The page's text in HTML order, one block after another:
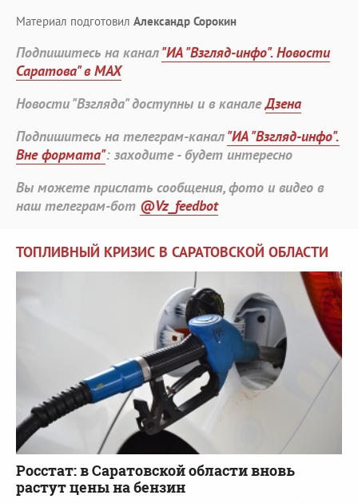
Материал подготовил Александр Сорокин
Подпишитесь на канал"ИА "Взгляд-инфо". Новости
Саратова" в MAX
Новости "Взгляда" доступны и в каналеДзена
Подпишитесь на телеграм-канал"ИА "Взгляд-инфо".
Вне формата": заходите - будет интересно
Вы можете прислать сообщения, фото и видео в
наш телеграм-бот @Vz_feedbot
ТОПЛИВНЫЙ КРИЗИС В САРАТОВСКОЙ ОБЛАСТИ
Росстат: в Саратовской области вновь
растут цены на бензин